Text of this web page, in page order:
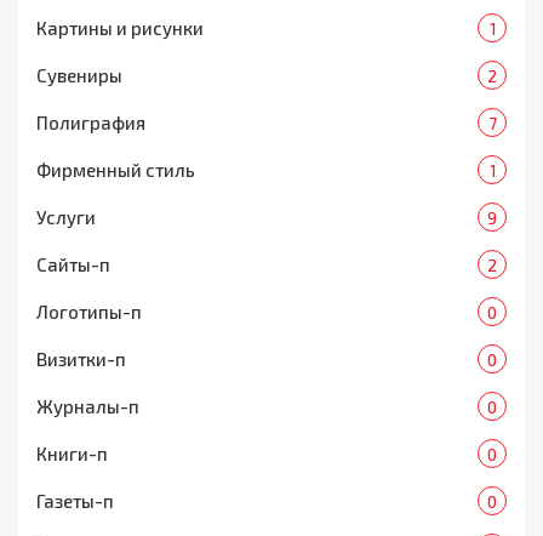
Картины и рисунки 1
Сувениры 2
Полиграфия 7
Фирменный стиль 1
Услуги 9
Сайты-п 2
Логотипы-п 0
Визитки-п 0
Журналы-п 0
Книги-п 0
Газеты-п 0